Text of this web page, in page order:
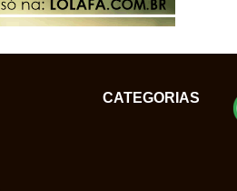
CATEGORIAS